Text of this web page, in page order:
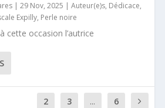
|29 Nov, 2025 |Auteur(e)s, Dédicace,
Expilly, Perle noire
cette occasion l’autrice
2 3 ... 6